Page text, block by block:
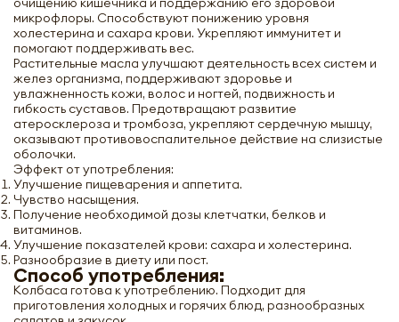
микрофлоры. Способствуют понижению уровня
холестерина и сахара крови. Укрепляют иммунитет и
помогают поддерживать вес.
Растительные масла улучшают деятельность всех систем и
желез организма, поддерживают здоровье и
увлажненность кожи, волос и ногтей, подвижность и
гибкость суставов. Предотвращают развитие
атеросклероза и тромбоза, укрепляют сердечную мышцу,
оказывают противовоспалительное действие на слизистые
оболочки.
Эффект от употребления:
Улучшение пищеварения и аппетита.
Чувство насыщения.
Получение необходимой дозы клетчатки, белков и
витаминов.
Улучшение показателей крови: сахара и холестерина.
Разнообразие в диету или пост.
Способ употребления:
Колбаса готова к употреблению. Подходит для
приготовления холодных и горячих блюд, разнообразных